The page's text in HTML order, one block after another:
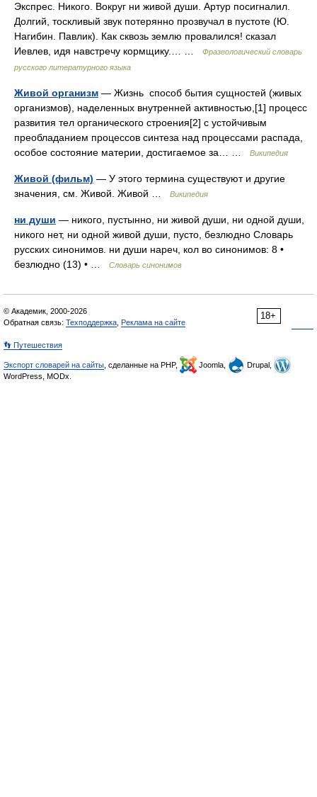
Экспрес. Никого. Вокруг ни живой души. Артур посигналил.
Долгий, тоскливый звук потерянно прозвучал в пустоте (Ю.
Нагибин. Павлик). Как сквозь землю провалился! сказал
Иевлев, идя навстречу кормщику.… …
Фразеологический словарь
русского литературного языка
Живой организм — Жизнь способ бытия сущностей (живых
организмов), наделенных внутренней активностью,[1] процесс
развития тел органического строения[2] с устойчивым
преобладанием процессов синтеза над процессами распада,
особое состояние материи, достигаемое за… …
Википедия
Живой (фильм) — У этого термина существуют и другие
значения, см. Живой. Живой …
Википедия
ни души — никого, пустынно, ни живой души, ни одной души,
никого нет, ни одной живой души, пусто, безлюдно Словарь
русских синонимов. ни души нареч, кол во синонимов: 8 •
безлюдно (13) • …
Словарь синонимов
18+
© Академик, 2000-2026
Обратная связь: Техподдержка Реклама на сайте
👣 Путешествия
Экспорт словарей на сайты , сделанные на PHP, Joomla,
Drupal,
WordPress, MODx.